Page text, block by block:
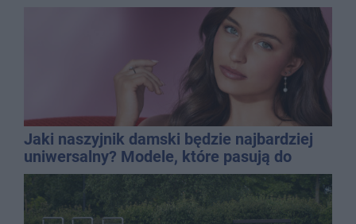
Jaki naszyjnik damski będzie najbardziej
uniwersalny? Modele, które pasują do
wielu stylizacji